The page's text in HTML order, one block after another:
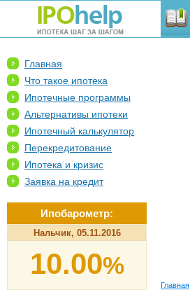
Главная
Что такое ипотека
Ипотечные программы
Альтернативы ипотеки
Ипотечный калькулятор
Перекредитование
Ипотека и кризис
Заявка на кредит
Ипобарометр:
Нальчик, 05.11.2016
10.00%
Главная